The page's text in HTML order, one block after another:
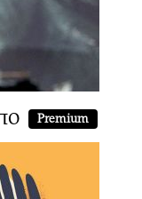
Premium